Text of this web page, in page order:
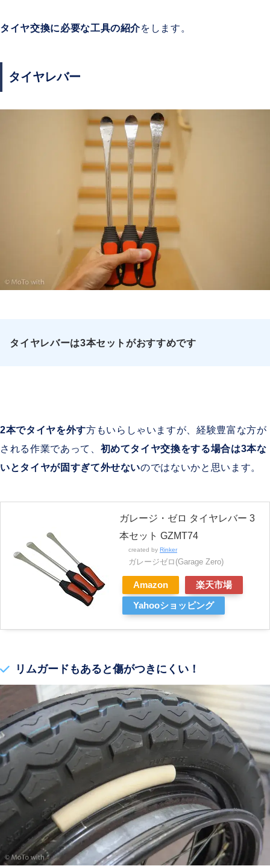
タイヤ交換に必要な工具の紹介をします。
タイヤレバー
タイヤレバーは3本セットがおすすめです
2本でタイヤを外す方もいらしゃいますが、経験豊富な方が
される作業であって、 初めてタイヤ交換をする場合は3本な
いとタイヤが固すぎて外せないのではないかと思います。
ガレージ・ゼロ タイヤレバー 3
本セット GZMT74
created by Rinker
ガレージゼロ(Garage Zero)
Amazon 楽天市場
Yahooショッピング
リムガードもあると傷がつきにくい！